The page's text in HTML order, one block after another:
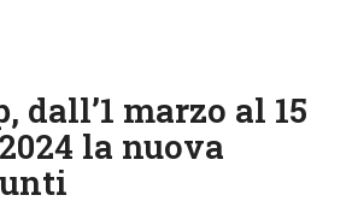
dall’1 marzo al 15
la nuova